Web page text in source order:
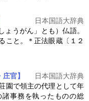
日本国語大辞典
ょうがん」とも）仏語。
こと。＊正法眼蔵〔１２
官】
日本国語大辞典
園で領主の代理として年
事務を執ったものの総